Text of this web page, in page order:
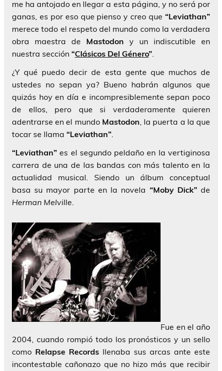
me ha antojado en llegar a esta página, y no será por
ganas, es por eso que pienso y creo que “Leviathan”
merece todo el respeto del mundo como la verdadera
obra maestra de Mastodon y un indiscutible en
nuestra sección “Clásicos Del Género”.
¿Y qué puedo decir de esta gente que muchos de
ustedes no sepan ya? Bueno habrán algunos que
quizás hoy en día e incompresiblemente sepan poco
de ellos, pero que si verdaderamente quieren
adentrarse en el mundo Mastodon, la puerta a la que
tocar se llama “Leviathan”.
“Leviathan” es el segundo peldaño en la vertiginosa
carrera de una de las bandas con más talento en la
actualidad musical. Siendo un álbum conceptual
basa su mayor parte en la novela “Moby Dick”de
Herman Melville.
Fue en el año
2004, cuando rompió todo los pronósticos y un sello
como Relapse Records llenaba sus arcas ante este
incontestable cañonazo que no hizo más que recibir